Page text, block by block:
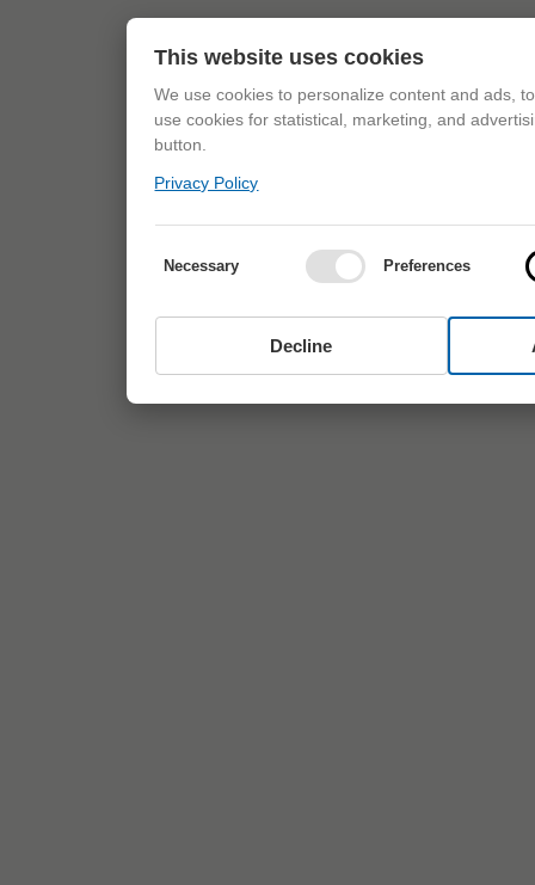
This website uses cookies
We use cookies to personalize content and ads,
use cookies for statistical, marketing, and
button.
Privacy Policy
Necessary Preferences
Decline